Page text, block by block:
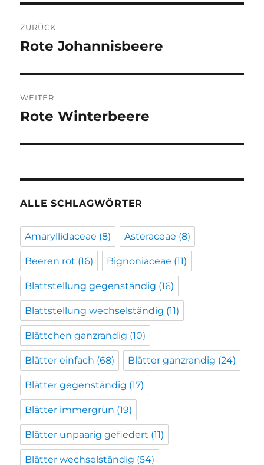
ZURÜCK
Vorheriger
Rote Johannisbeere
WEITER
Nächster
Rote Winterbeere
ALLE SCHLAGWÖRTER
Amaryllidaceae (8) Asteraceae (8)
Beeren rot (16) Bignoniaceae (11)
Blattstellung gegenständig (16)
Blattstellung wechselständig (11)
Blättchen ganzrandig (10)
Blätter einfach (68) Blätter ganzrandig (24)
Blätter gegenständig (17)
Blätter immergrün (19)
Blätter unpaarig gefiedert (11)
Blätter wechselständig (54)